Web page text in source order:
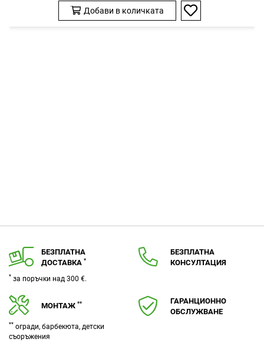
Добави в количката
Добави
БЕЗПЛАТНА
ДОСТАВКА *
* за поръчки над 300 €.
БЕЗПЛАТНА
КОНСУЛТАЦИЯ
МОНТАЖ **
** огради, барбекюта, детски
съоръжения
ГАРАНЦИОННО
ОБСЛУЖВАНЕ